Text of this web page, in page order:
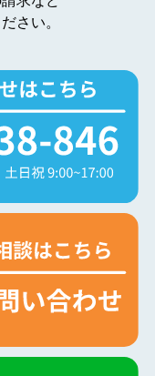
さい。